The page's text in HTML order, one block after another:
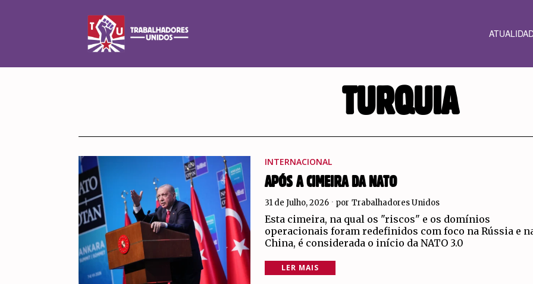
TURQUIA
INTERNACIONAL
APÓS A CIMEIRA DA NATO
31 de Julho, 2026 por Trabalhadores Unidos
Esta cimeira, na qual os "riscos" e os domínios
operacionais foram redefinidos com foco na Rússia e
China, é considerada o início da NATO 3.0
LER MAIS